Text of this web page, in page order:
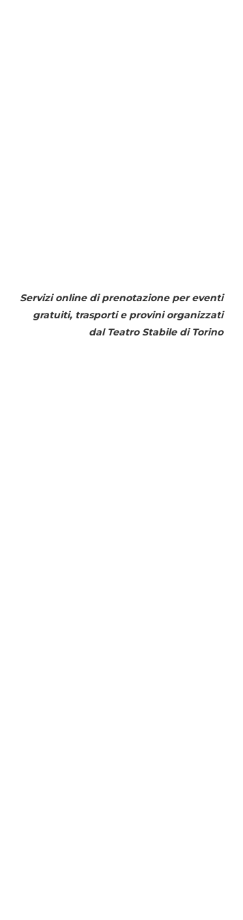
Servizi online di prenotazione per eventi
gratuiti, trasporti e provini organizzati
dal Teatro Stabile di Torino